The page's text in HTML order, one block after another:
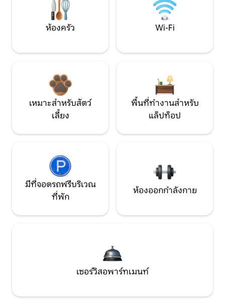
ห้องครัว Wi-Fi
เหมาะสำหรับสัตว์
เลี้ยง
พื้นที่ทำงานสำหรับ
แล็ปท็อป
มีที่จอดรถฟรีบริเวณ
ที่พัก
ห้องออกกำลังกาย
เซอร์วิสอพาร์ทเมนท์